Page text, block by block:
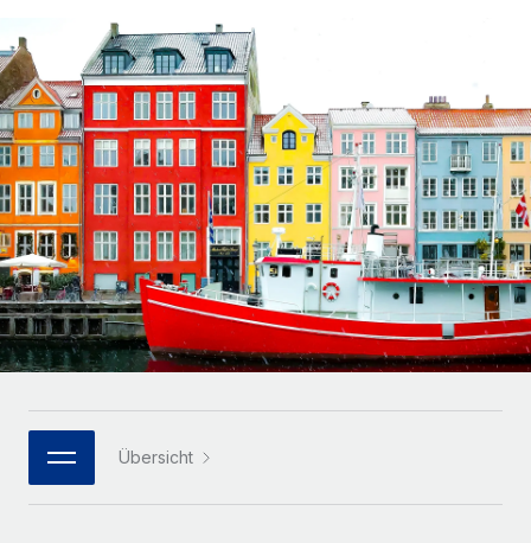
Globales Onboarding und Verwalten von
Freelancer:innen
PEO
Auslagern von komplexen HR-Aufgaben
INFRASTRUKTUR
Remote Embedded
Nahtlose Integration der HR in bestehende Abläufe
Plattform
Integrierte HR-Kernfunktionen für dein Team
MCP
Integrationen
WACHSTUMSPHASE
Startups
Agile HR- und Payroll-Lösungen für wachsende
Unternehmen
Mittelstand
Maßgeschneiderte HR-Lösungen, um Teams zu
vergrößern
Enterprise
Globale HR für Konzerne und Großunternehmen
PARTNER WERDEN
Flexible Einbettung von Global-HR-Funktionen in deine
Gesamtbeschäftigungskosten
Honorarzahlungen berechnen
Informationen zu möglichen Währungen und
Abwicklungsfristen für globale Freelancer:innen
LERNEN MIT REMOTE
Forschung und Leitfäden
Fallstudien
HR-Glossar
Bibliothek für Stellenbeschreibungen
Webinare
Nederlands
Français
Deutsch
Español
Italiano
Português (Portugal)
한국어
Anmelden
Übersicht